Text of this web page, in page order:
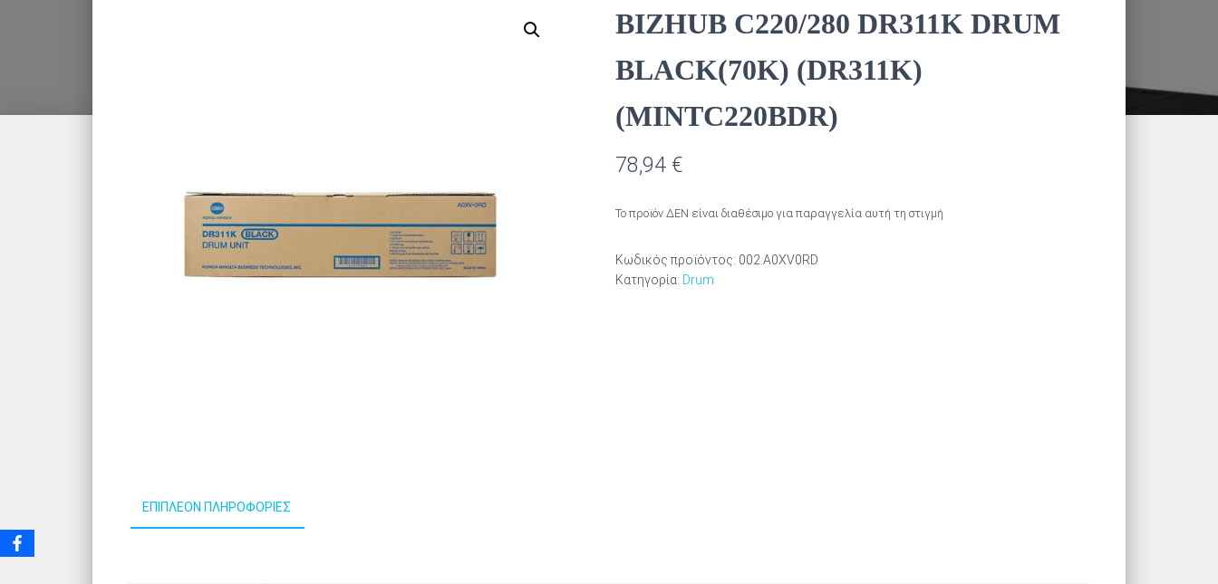
BIZHUB C220/280 DR311K DRUM
BLACK(70Κ) (DR311K)
(MINTC220BDR)
78,94 €
Το προϊόν ΔΕΝ είναι διαθέσιμο για παραγγελία αυτή τη στιγμή
Κωδικός προϊόντος: 002.A0XV0RD
Κατηγορία: Drum
ΕΠΙΠΛΈΟΝ ΠΛΗΡΟΦΟΡΊΕΣ